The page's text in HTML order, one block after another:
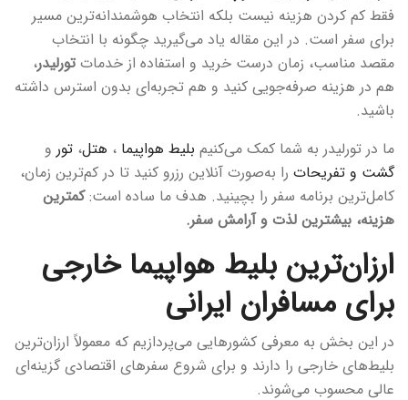
فقط کم کردن هزینه نیست بلکه انتخاب هوشمندانه‌ترین مسیر
برای سفر است. در این مقاله یاد می‌گیرید چگونه با انتخاب
مقصد مناسب، زمان درست خرید و استفاده از خدمات تورلیدر،
هم در هزینه صرفه‌جویی کنید و هم تجربه‌ای بدون استرس داشته
باشید.
ما در تورلیدر به شما کمک می‌کنیم بلیط هواپیما ، هتل، تور و
گشت و تفریحات را به‌صورت آنلاین رزرو کنید تا در کم‌ترین زمان،
کامل‌ترین برنامه سفر را بچینید. هدف ما ساده است:کمترین
هزینه، بیشترین لذت و آرامش سفر.
ارزان‌ترین بلیط هواپیما خارجی
برای مسافران ایرانی
در این بخش به معرفی کشورهایی می‌پردازیم که معمولاً ارزان‌ترین
بلیط‌های خارجی را دارند و برای شروع سفرهای اقتصادی گزینه‌ای
عالی محسوب می‌شوند.